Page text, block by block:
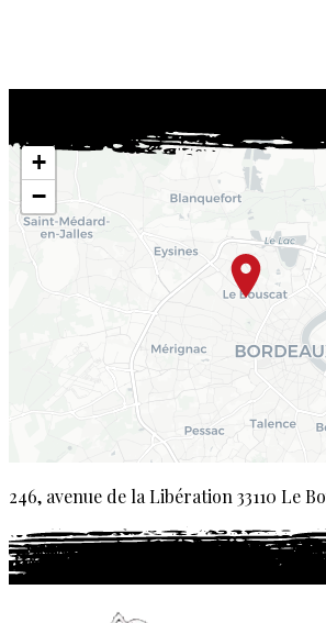
Château des Tours
+
−
246, avenue de la Libération 33110 Le